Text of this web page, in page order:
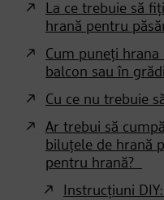
La ce trebuie să
hrană pentru
Cum puneți
balcon sau în
Cu ce nu trebuie
Ar trebui să
biluțele de hrană
pentru hrană?
Instrucțiuni